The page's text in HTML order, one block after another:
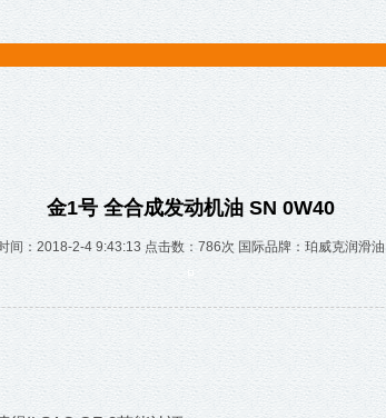
金1号 全合成发动机油 SN 0W40
间：2018-2-4 9:43:13点击数：786次 国际品牌：珀威克润滑油